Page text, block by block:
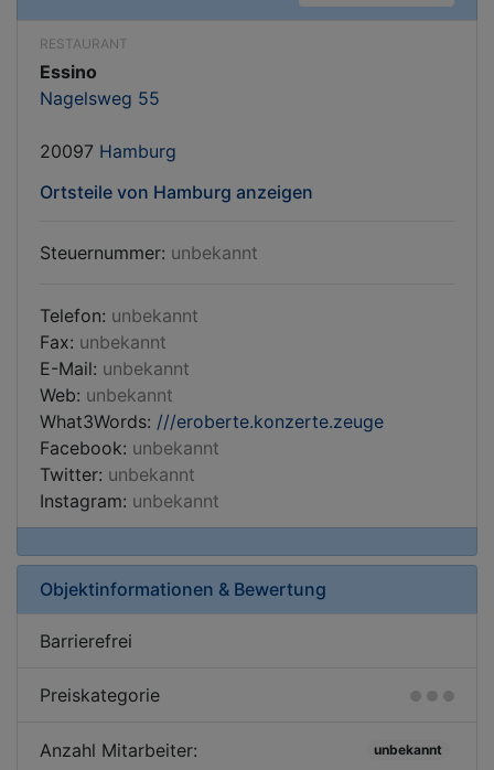
RESTAURANT
Essino
Nagelsweg 55
20097 Hamburg
Ortsteile von Hamburg anzeigen
Steuernummer: unbekannt
Telefon: unbekannt
Fax: unbekannt
E-Mail: unbekannt
Web: unbekannt
What3Words: ///eroberte.konzerte.zeuge
Facebook: unbekannt
Twitter: unbekannt
Instagram: unbekannt
Objektinformationen & Bewertung
Barrierefrei
Preiskategorie
Anzahl Mitarbeiter: unbekannt